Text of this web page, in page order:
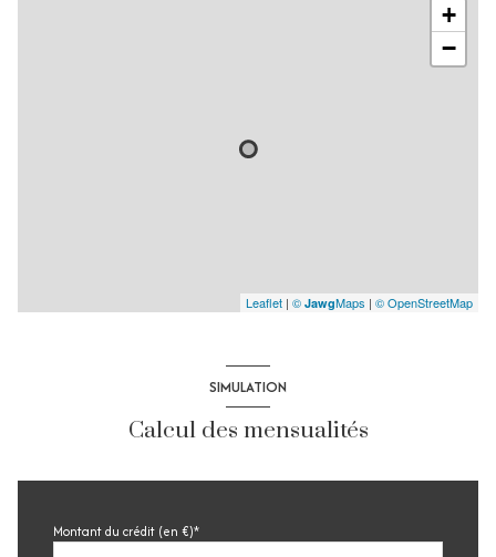
+
−
Leaflet | © JawgMaps | © OpenStreetMap
SIMULATION
Calcul des mensualités
Montant du crédit (en €)*